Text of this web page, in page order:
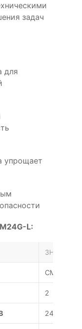
задач
для
упрощает
L:
ЗНАЧЕНИЕ
CM24G-L
2
24